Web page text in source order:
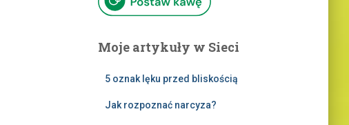
Moje artykuły w Sieci
5 oznak lęku przed bliskością
Jak rozpoznać narcyza?